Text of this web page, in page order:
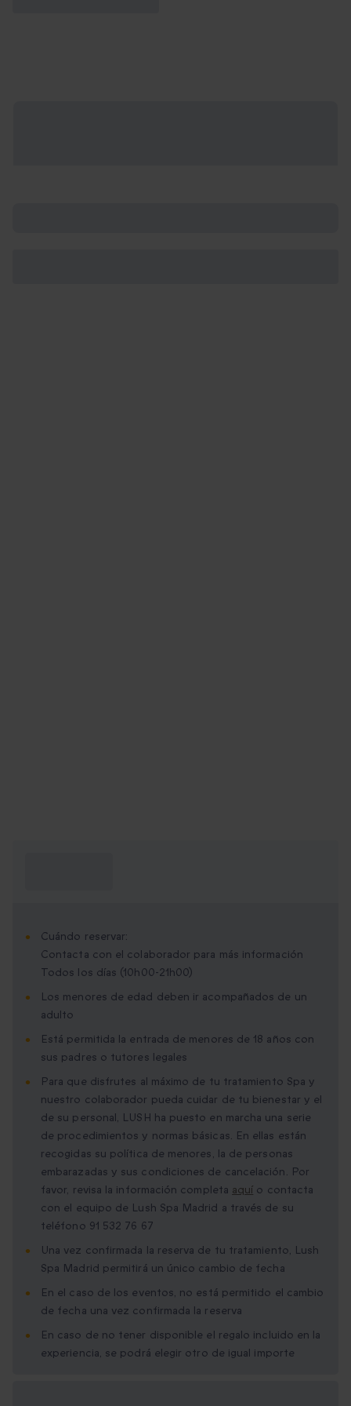
Cuándo reservar:
Contacta con el colaborador para más información
Todos los días (10h00-21h00)
Los menores de edad deben ir acompañados de un
adulto
Está permitida la entrada de menores de 18 años con
sus padres o tutores legales
Para que disfrutes al máximo de tu tratamiento Spa y
nuestro colaborador pueda cuidar de tu bienestar y el
de su personal, LUSH ha puesto en marcha una serie
de procedimientos y normas básicas. En ellas están
recogidas su política de menores, la de personas
embarazadas y sus condiciones de cancelación. Por
favor, revisa la información completa aquí o contacta
con el equipo de Lush Spa Madrid a través de su
teléfono 91 532 76 67
Una vez confirmada la reserva de tu tratamiento, Lush
Spa Madrid permitirá un único cambio de fecha
En el caso de los eventos, no está permitido el cambio
de fecha una vez confirmada la reserva
En caso de no tener disponible el regalo incluido en la
experiencia, se podrá elegir otro de igual importe